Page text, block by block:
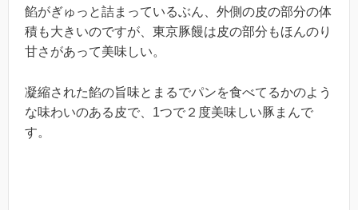
餡がぎゅっと詰まっているぶん、外側の皮の部分の体
積も大きいのですが、東京豚饅は皮の部分もほんのり
甘さがあって美味しい。
凝縮された餡の旨味とまるでパンを食べてるかのよう
な味わいのある皮で、1つで２度美味しい豚まんで
す。